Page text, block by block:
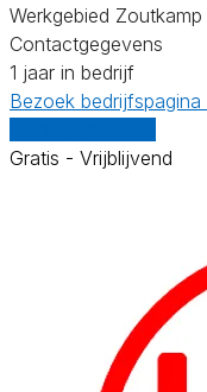
Werkgebied Zoutkamp
Contactgegevens
1 jaar in bedrijf
Bezoek bedrijfspagina
Gratis - Vrijblijvend